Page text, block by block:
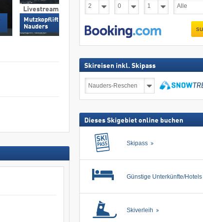
Livestream & 360°
Mutzkopflift Talstation (1.350 m) –
Nauders
Livestream
Nauders -
Nauders
Skireisen inkl. Skipass
inkl.
Dieses Skigebiet online buchen
Skipass
Günstige Unterkünfte/Hotels
Skiverleih